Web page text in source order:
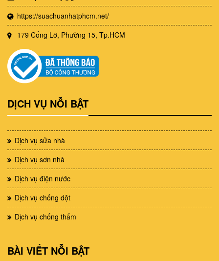
https://suachuanhatphcm.net/
179 Cống Lỡ, Phường 15, Tp.HCM
DỊCH VỤ NỖI BẬT
Dịch vụ sửa nhà
Dịch vụ sơn nhà
Dịch vụ điện nước
Dịch vụ chống dột
Dịch vụ chống thấm
BÀI VIẾT NỖI BẬT